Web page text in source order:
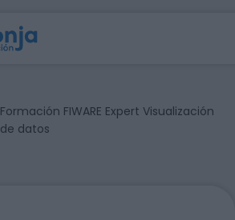
Formación FIWARE Expert Visualización
de datos